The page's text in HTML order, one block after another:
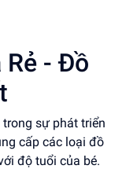
Rẻ - Đồ
sự phát triển
cấp các loại đồ
độ tuổi của bé.